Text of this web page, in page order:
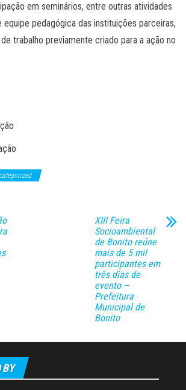
em seminários, entre outras atividades
equipe pedagógica das instituições parceiras,
trabalho previamente criado para a ação no
XIII Feira
Socioambiental
de Bonito reúne
mais de 5 mil
participantes em
três dias de
evento –
Prefeitura
Municipal de
Bonito
BY